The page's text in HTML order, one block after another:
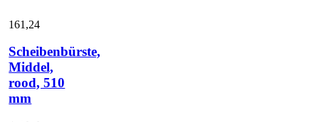
x
aantal
161,24
Scheibenbürste,
Middel,
rood, 510
mm